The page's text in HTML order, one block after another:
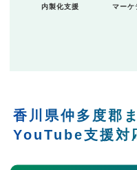
内製化支援 マーケ
香川県仲多度郡
YouTube支援対